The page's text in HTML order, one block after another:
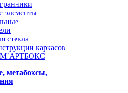
элементы
стекла
каркасов
метабоксы,